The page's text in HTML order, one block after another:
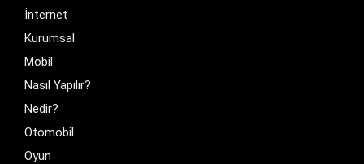
İnternet
Kurumsal
Mobil
Nasıl Yapılır?
Nedir?
Otomobil
Oyun